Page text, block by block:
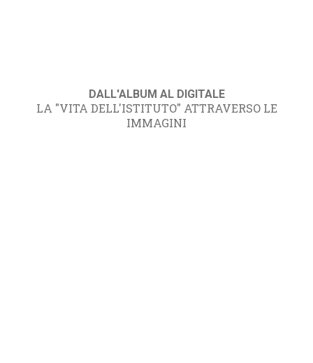
DALL'ALBUM AL DIGITALE
LA "VITA DELL'ISTITUTO" ATTRAVERSO LE
IMMAGINI